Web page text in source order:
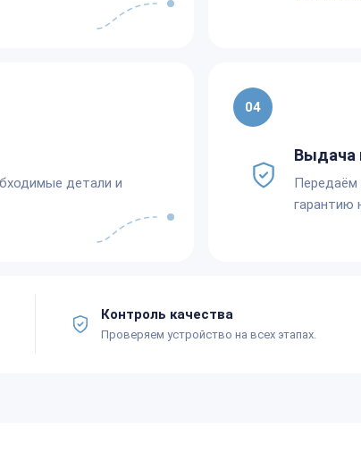
детали и
04
Выдача
Передаём
гарантию
Контроль качества
Проверяем устройство на всех этапах.